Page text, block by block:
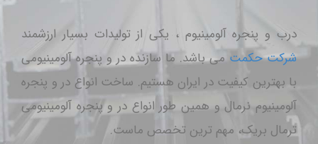
درب و پنجره آلومینیوم ، یکی از تولیدات بسیار ارزشمند
شرکت حکمت می باشد. ما سازنده در و پنجره آلومینیومی
با بهترین کیفیت در ایران هستیم. ساخت انواع در و پنجره
آلومینیوم نرمال و همین طور انواع در و پنجره آلومینیومی
ترمال بریک، مهم ترین تخصص ماست.